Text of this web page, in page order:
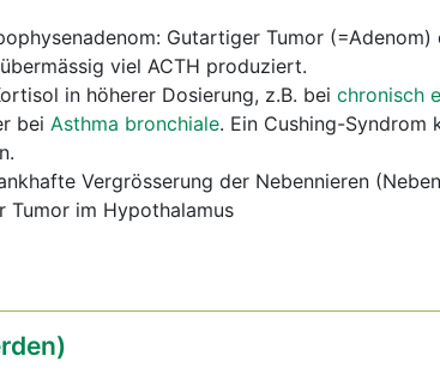
Gutartiger Tumor (=Adenom)
viel ACTH produziert.
in höherer Dosierung, z.B. bei chronisch
bei Asthma bronchiale. Ein Cushing-Syndrom
Vergrösserung der Nebennieren
Tumor im Hypothalamus